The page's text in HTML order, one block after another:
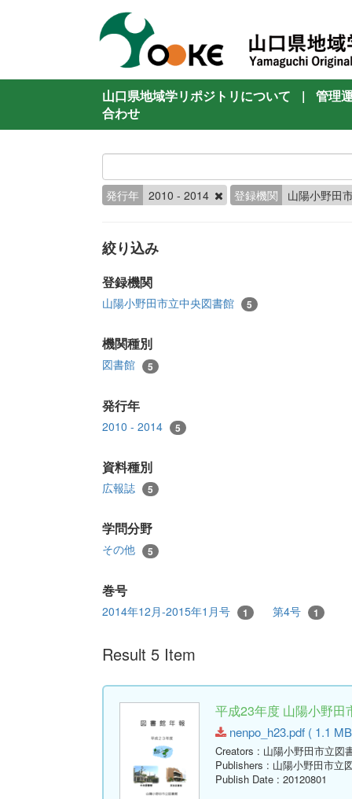
山口県地域学リポジトリについて |
管理
合わせ
発行年 2010 - 2014 登録機関 山陽小野田
絞り込み
登録機関
山陽小野田市立中央図書館 5
機関種別
図書館 5
発行年
2010 - 2014 5
資料種別
広報誌 5
学問分野
その他 5
巻号
2014年12月-2015年1月号 1 第4号 1
Result 5 Item
平成23年度 山陽小野田
nenpo_h23.pdf ( 1.1
Creators : 山陽小野田市立図
Publishers : 山陽小野田市立
Publish Date : 20120801